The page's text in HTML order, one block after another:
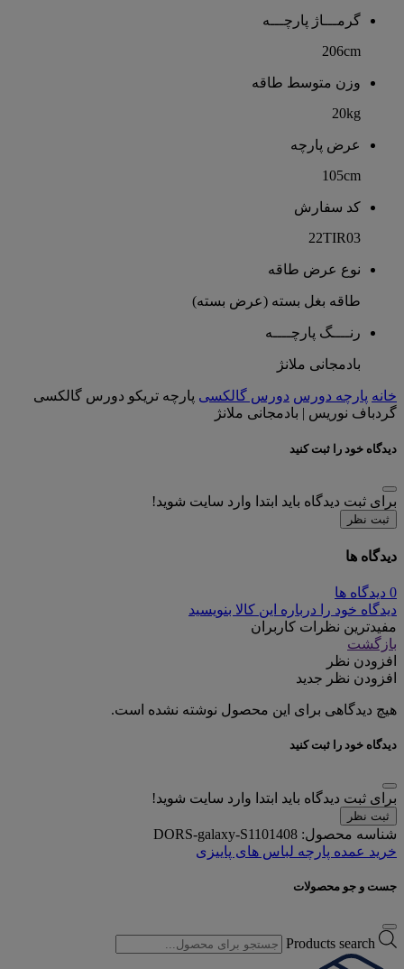
گرمـــاژ پارچـــه
206cm
وزن متوسط طاقه
20kg
عرض پارچه
105cm
کد سفارش
22TIR03
نوع عرض طاقه
طاقه بغل بسته (عرض بسته)
رنــــگ پارچــــه
بادمجانی ملانژ
خانه پارچه دورس دورس گالکسی پارچه تریکو دورس گالکسی
گردباف نوریس | بادمجانی ملانژ
دیدگاه خود را ثبت کنید
برای ثبت دیدگاه باید ابتدا وارد سایت شوید!
ثبت نظر
دیدگاه ها
0 دیدگاه ها
دیدگاه خود را درباره این کالا بنویسید
مفیدترین نظرات کاربران
بازگشت
افزودن نظر
افزودن نظر جدید
هیچ دیدگاهی برای این محصول نوشته نشده است.
دیدگاه خود را ثبت کنید
برای ثبت دیدگاه باید ابتدا وارد سایت شوید!
ثبت نظر
شناسه محصول: DORS-galaxy-S1101408
خرید عمده پارچه لباس های پاییزی
جست و جو محصولات
Products search